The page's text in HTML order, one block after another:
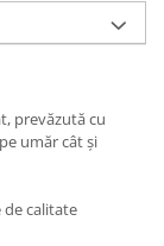
prevăzută cu
umăr cât și
de calitate